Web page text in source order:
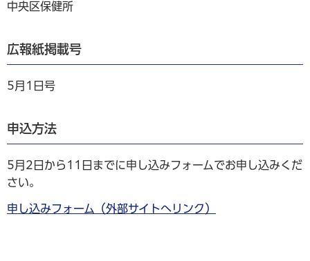
中央区保健所
広報紙掲載号
5月1日号
申込方法
5月2日から11日までに申し込みフォームでお申し込みくだ
さい。
申し込みフォーム（外部サイトへリンク）